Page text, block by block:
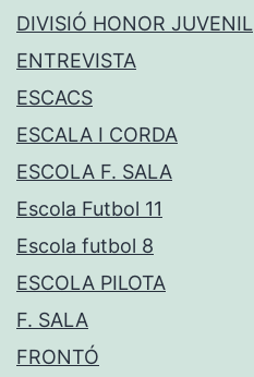
DIVISIÓ HONOR JUVENIL
ENTREVISTA
ESCACS
ESCALA I CORDA
ESCOLA F. SALA
Escola Futbol 11
Escola futbol 8
ESCOLA PILOTA
F. SALA
FRONTÓ